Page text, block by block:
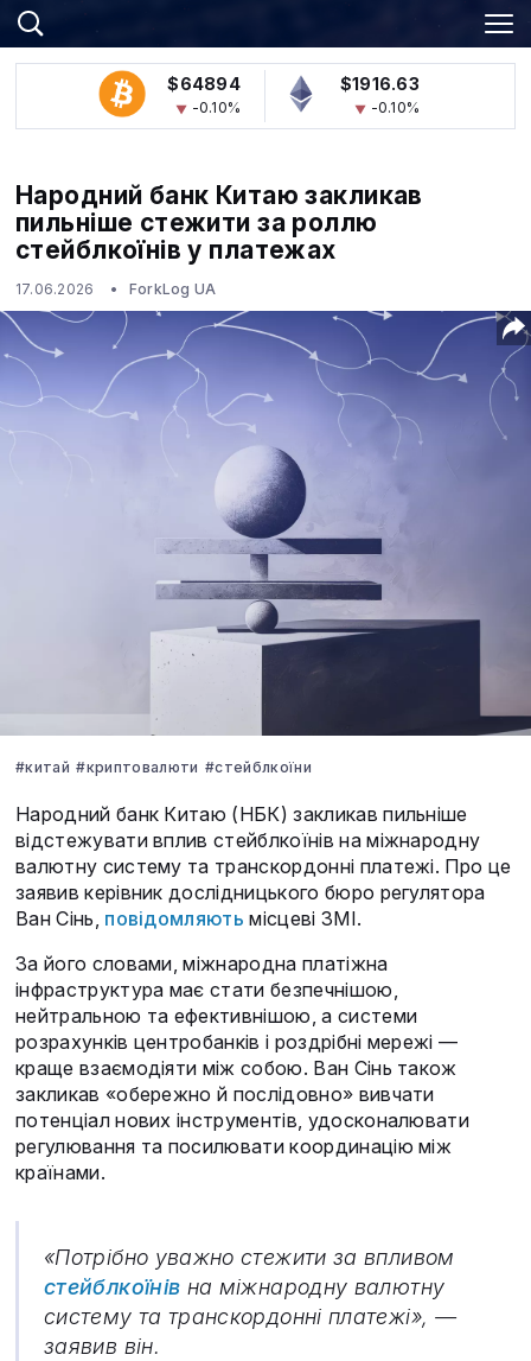
$64894
-0.10%
$1916.63
-0.10%
Народний банк Китаю закликав
пильніше стежити за роллю
стейблкоїнів у платежах
17.06.2026 ForkLog UA
#китай #криптовалюти #стейблкоїни
Народний банк Китаю (НБК) закликав пильніше
відстежувати вплив стейблкоїнів на міжнародну
валютну систему та транскордонні платежі. Про це
заявив керівник дослідницького бюро регулятора
Ван Сінь, повідомляють місцеві ЗМІ.
За його словами, міжнародна платіжна
інфраструктура має стати безпечнішою,
нейтральною та ефективнішою, а системи
розрахунків центробанків і роздрібні мережі —
краще взаємодіяти між собою. Ван Сінь також
закликав «обережно й послідовно» вивчати
потенціал нових інструментів, удосконалювати
регулювання та посилювати координацію між
країнами.
«Потрібно уважно стежити за впливом
стейблкоїнів на міжнародну валютну
систему та транскордонні платежі», —
заявив він.